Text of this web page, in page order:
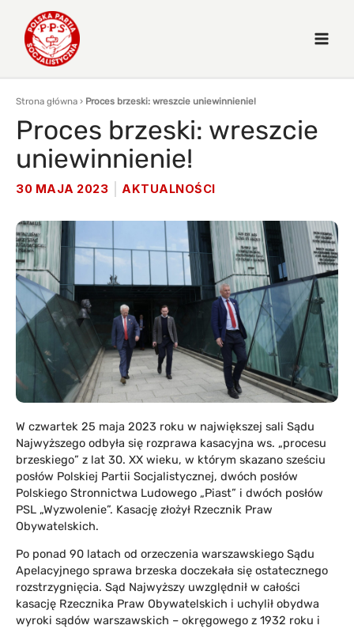
Strona główna › Proces brzeski: wreszcie uniewinnienie!
Proces brzeski: wreszcie
uniewinnienie!
30 MAJA 2023 AKTUALNOŚCI
W czwartek 25 maja 2023 roku w największej sali Sądu
Najwyższego odbyła się rozprawa kasacyjna ws. „procesu
brzeskiego” z lat 30. XX wieku, w którym skazano sześciu
posłów Polskiej Partii Socjalistycznej, dwóch posłów
Polskiego Stronnictwa Ludowego „Piast” i dwóch posłów
PSL „Wyzwolenie”. Kasację złożył Rzecznik Praw
Obywatelskich.
Po ponad 90 latach od orzeczenia warszawskiego Sądu
Apelacyjnego sprawa brzeska doczekała się ostatecznego
rozstrzygnięcia. Sąd Najwyższy uwzględnił w całości
kasację Rzecznika Praw Obywatelskich i uchylił obydwa
wyroki sądów warszawskich – okręgowego z 1932 roku i